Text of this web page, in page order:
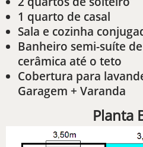
1 quarto de casal
Sala e cozinha
Banheiro semi-suíte
cerâmica até o teto
Cobertura para
Garagem + Varanda
Planta